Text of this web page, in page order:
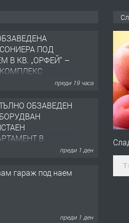
ПОД
В КВ. „ОРФЕЙ“ –
преди 19 часа
ОБЗАВЕДЕН
В
преди 1 ден
гараж под наем
преди 1 ден